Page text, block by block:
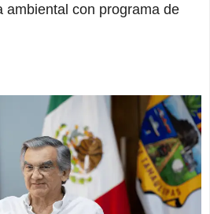
ambiental con programa de